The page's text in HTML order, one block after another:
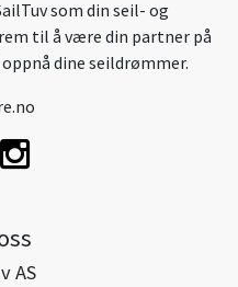
som din seil- og
til å være din partner på
dine seildrømmer.
AS